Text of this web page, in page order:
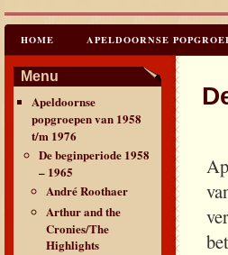
HOME APELDOORNSE
JAREN 60 FESTIVALS & REÜNIES
CONTACT & VERANTWOORDING
Menu
Apeldoornse
popgroepen van 1958
t/m 1976
De beginperiode 1958
– 1965
André Roothaer
Arthur and the
Cronies/The
Highlights